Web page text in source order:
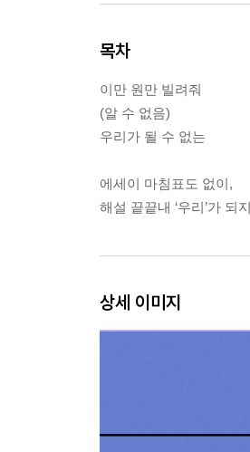
목차
이만 원만 빌려줘
(알 수 없음)
우리가 될 수 없는
에세이 마침표도 없이,
해설 끝끝내 ‘우리’가
상세 이미지